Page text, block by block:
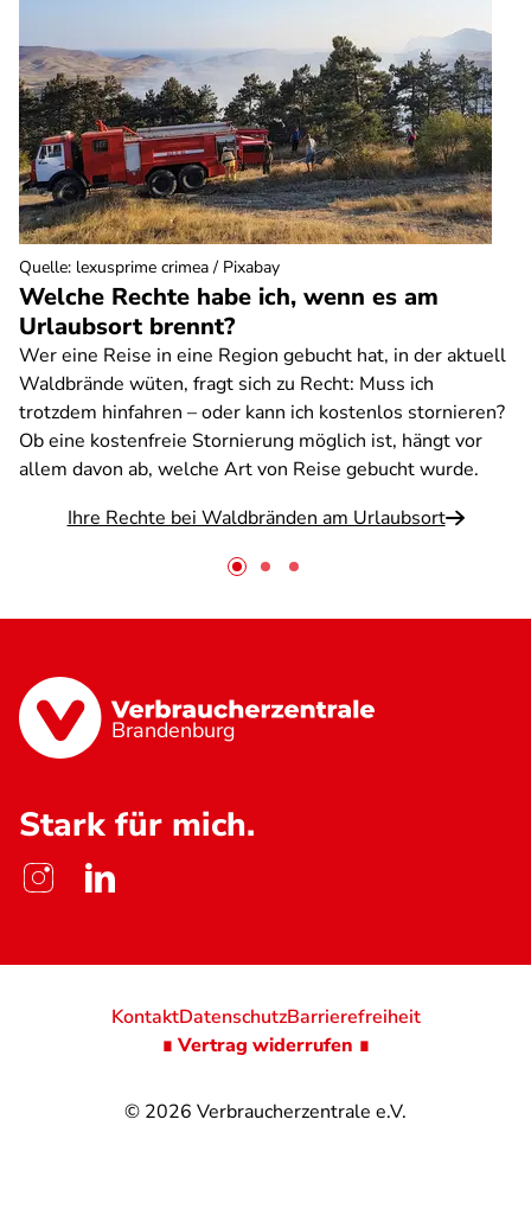
Welche Rechte habe ich, wenn es am
Urlaubsort brennt?
Wer eine Reise in eine Region gebucht hat, in der aktuell
Waldbrände wüten, fragt sich zu Recht: Muss ich
trotzdem hinfahren – oder kann ich kostenlos stornieren?
Ob eine kostenfreie Stornierung möglich ist, hängt vor
allem davon ab, welche Art von Reise gebucht wurde.
Ihre Rechte bei Waldbränden am Urlaubsort
Quelle: lexusprime crimea / Pixabay
Brandenburg
Stark für mich.
© 2026 Verbraucherzentrale e.V.
KontaktDatenschutzBarrierefreiheit
∎ Vertrag widerrufen ∎